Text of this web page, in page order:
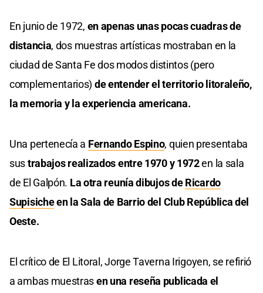
En junio de 1972, en apenas unas pocas cuadras de
distancia, dos muestras artísticas mostraban en la
ciudad de Santa Fe dos modos distintos (pero
complementarios) de entender el territorio litoraleño,
la memoria y la experiencia americana.
Una pertenecía a Fernando Espino, quien presentaba
sustrabajos realizados entre 1970 y 1972en la sala
de El Galpón. La otra reunía dibujos deRicardo
Supisicheen la Sala de Barrio del Club República del
Oeste.
El crítico de El Litoral, Jorge Taverna Irigoyen, se refirió
a ambas muestrasen una reseña publicada el